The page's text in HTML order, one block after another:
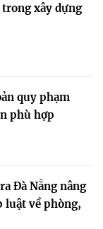
xây dựng
quy phạm
phù hợp
Đà Nẵng nâng
luật về phòng,